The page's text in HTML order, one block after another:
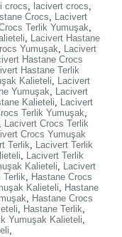
crocs, lacivert crocs,
Crocs, Lacivert
Terlik Yumuşak,
, Lacivert Hastane
Yumuşak, Lacivert
Hastane Crocs
Hastane Terlik
Kalieteli, Lacivert
Yumuşak, Lacivert
Kalieteli, Lacivert
Terlik Yumuşak,
, Lacivert Crocs Terlik
Crocs Yumuşak
Terlik, Lacivert Terlik
, Lacivert Terlik
Kalieteli, Lacivert
Terlik, Hastane Crocs
Kalieteli, Hastane
, Hastane Crocs
, Hastane Terlik,
Yumuşak Kalieteli,
,